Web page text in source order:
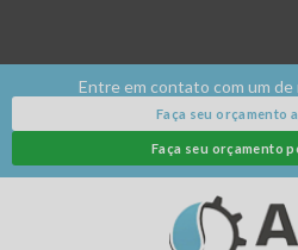
Entre em contato com um
Faça seu orçamento
Faça seu orçamento